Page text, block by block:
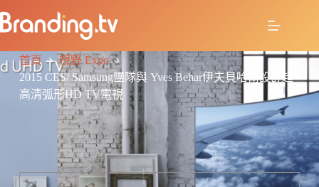
首頁
視野 Expo
2015 CES/ Samsung團隊與 Yves Behar伊夫貝哈爾設計超
高清弧形HD TV電視